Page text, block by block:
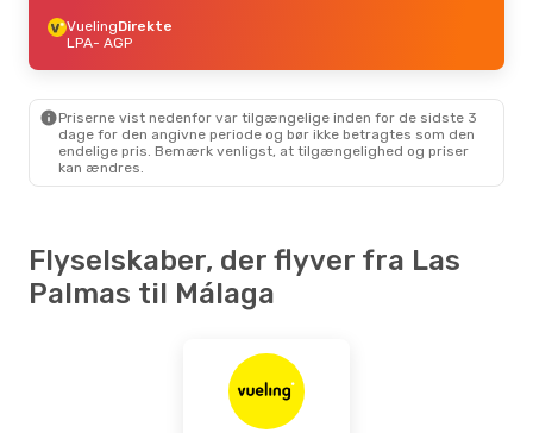
VuelingDirekte
LPA- AGP
AGP- LPA
VuelingDirekte
LPA- AGP
Priserne vist nedenfor var tilgængelige inden for de sidste 3
dage for den angivne periode og bør ikke betragtes som den
endelige pris. Bemærk venligst, at tilgængelighed og priser
kan ændres.
Flyselskaber, der flyver fra Las
Palmas til Málaga